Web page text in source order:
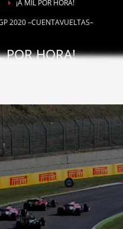
¡A MIL POR HORA!
2020 –CUENTAVUELTAS–
POR HORA!